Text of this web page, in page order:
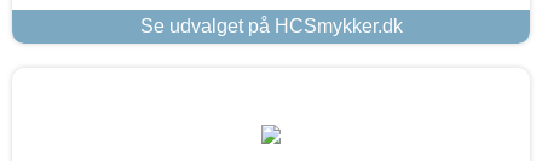
Se udvalget på HCSmykker.dk